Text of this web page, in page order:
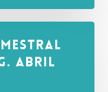
Abril